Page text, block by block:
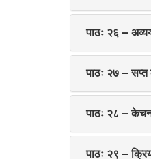
पाठः २६ –
पाठः २७ –
पाठः २८ –
पाठः २९ –